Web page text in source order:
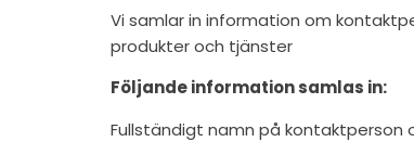
Vi samlar in information om
produkter och tjänster
Följande information samlas in:
Fullständigt namn på kontaktperson